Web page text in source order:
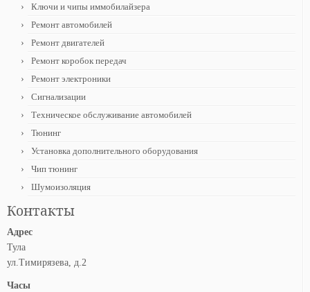
Ключи и чипы иммобилайзера
Ремонт автомобилей
Ремонт двигателей
Ремонт коробок передач
Ремонт электроники
Сигнализации
Техническое обслуживание автомобилей
Тюнинг
Установка дополнительного оборудования
Чип тюнинг
Шумоизоляция
Контакты
Адрес
Тула
ул.Тимирязева, д.2
Часы